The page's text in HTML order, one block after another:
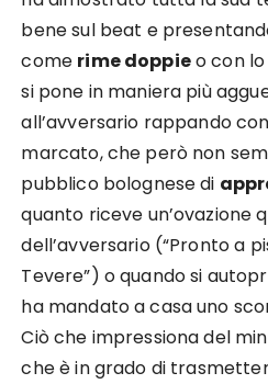
bene sul beat e
come rime doppieo con
si pone in maniera più
all’avversario rappando
marcato, che però non
pubblico bolognese di
quanto riceve
dell’avversario (“Pronto a
Tevere”) o quando si
ha mandato a casa uno
Ciò che impressiona del
che è in grado di